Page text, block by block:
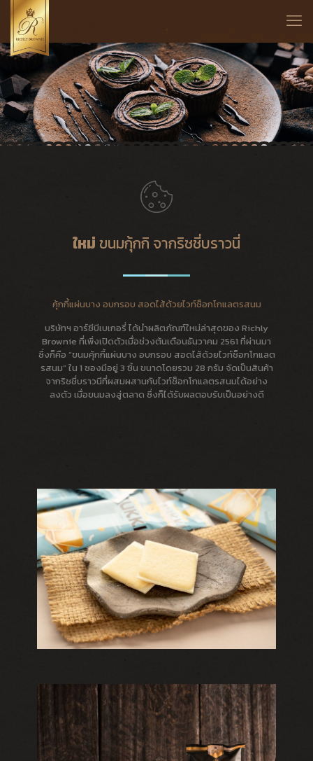
ใหม่ขนมกุ้กกิ จากริชชี่บราวนี่
คุ้กกี้แผ่นบาง อบกรอบ สอดไส้ด้วยไวท์ช็อกโกแลตรสนม
บริษัทฯ อาร์ซีบีเบเกอรี่ ได้นำผลิตภัณฑ์ใหม่ล่าสุดของ Richly
Brownie ที่เพิ่งเปิดตัวเมื่อช่วงต้นเดือนธันวาคม 2561 ที่ผ่านมา
ซึ่งก็คือ “ขนมคุ้กกี้แผ่นบาง อบกรอบ สอดไส้ด้วยไวท์ช็อกโกแลต
รสนม” ใน 1 ซองมีอยู่ 3 ชิ้น ขนาดโดยรวม 28 กรัม จัดเป็นสินค้า
จากริชชี่บราวนีที่ผสมผสานกับไวท์ช็อกโกแลตรสนมได้อย่าง
ลงตัว เมื่อขนมลงสู่ตลาด ซึ่งก็ได้รับผลตอบรับเป็นอย่างดี